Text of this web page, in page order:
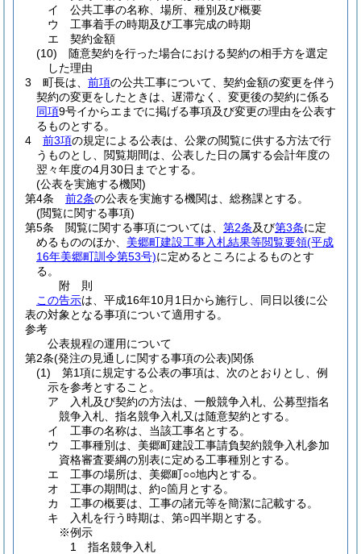
イ
公共工事の名称、場所、種別及び概要
ウ
工事着手の時期及び工事完成の時期
エ
契約金額
(10)
随意契約を行った場合における契約の相手方を選定
した理由
3
町長は、 前項の公共工事について、契約金額の変更を伴う
契約の変更をしたときは、遅滞なく、変更後の契約に係る
同項9号イからエまでに掲げる事項及び変更の理由を公表す
るものとする。
4
前3項の規定による公表は、公衆の閲覧に供する方法で行
うものとし、閲覧期間は、公表した日の属する会計年度の
翌々年度の4月30日までとする。
(公表を実施する機関)
第4条
前2条の公表を実施する機関は、総務課とする。
(閲覧に関する事項)
第5条
閲覧に関する事項については、 第2条及び第3条に定
めるもののほか、 美郷町建設工事入札結果等閲覧要領(平成
16年美郷町訓令第53号)に定めるところによるものとす
る。
附 則
この告示は、平成16年10月1日から施行し、同日以後に公
表の対象となる事項について適用する。
参考
公表規程の運用について
第2条(発注の見通しに関する事項の公表)関係
(1) 第1項に規定する公表の事項は、次のとおりとし、例
示を参考とすること。
ア 入札及び契約の方法は、一般競争入札、公募型指名
競争入札、指名競争入札又は随意契約とする。
イ 工事の名称は、当該工事名とする。
ウ 工事種別は、美郷町建設工事請負契約競争入札参加
資格審査要綱の別表に定める工事種別とする。
エ 工事の場所は、美郷町○○地内とする。
オ 工事の期間は、約○箇月とする。
カ 工事の概要は、工事の諸元等を簡潔に記載する。
キ 入札を行う時期は、第○四半期とする。
※例示
1 指名競争入札